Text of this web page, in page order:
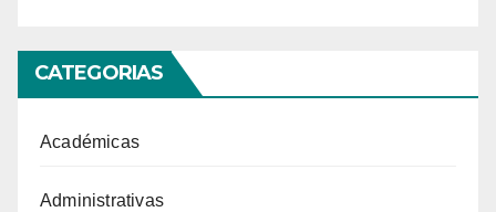
CATEGORIAS
Académicas
Administrativas